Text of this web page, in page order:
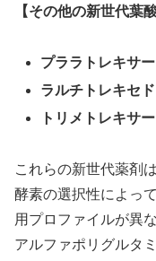
【その他の新世代葉
プララトレキサー
ラルチトレキセド
トリメトレキサー
これらの新世代薬剤
酵素の選択性によっ
用プロファイルが異
アルファポリグルタ